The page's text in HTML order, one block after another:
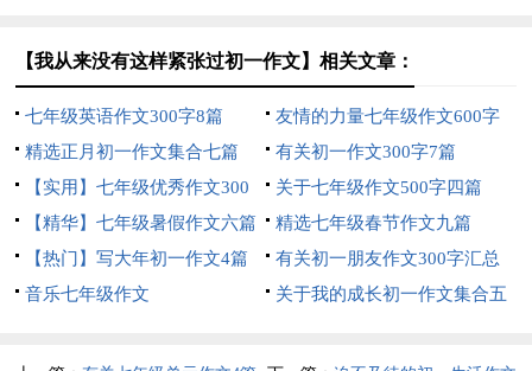
【我从来没有这样紧张过初一作文】相关文章：
七年级英语作文300字8篇
友情的力量七年级作文600字
精选正月初一作文集合七篇
有关初一作文300字7篇
【实用】七年级优秀作文300
字集锦6篇
关于七年级作文500字四篇
【精华】七年级暑假作文六篇
精选七年级春节作文九篇
【热门】写大年初一作文4篇
有关初一朋友作文300字汇总
六篇
音乐七年级作文
关于我的成长初一作文集合五